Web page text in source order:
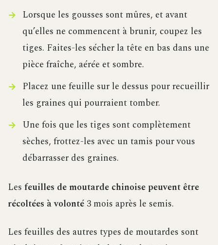
Lorsque les gousses sont mûres, et avant
qu’elles ne commencent à brunir, coupez les
tiges. Faites-les sécher la tête en bas dans une
pièce fraîche, aérée et sombre.
Placez une feuille sur le dessus pour recueillir
les graines qui pourraient tomber.
Une fois que les tiges sont complètement
sèches, frottez-les avec un tamis pour vous
débarrasser des graines.
Les feuilles de moutarde chinoise peuvent être
récoltées à volonté 3 mois après le semis.
Les feuilles des autres types de moutardes sont